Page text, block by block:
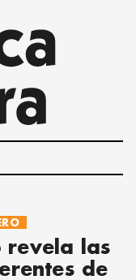
revela las
de